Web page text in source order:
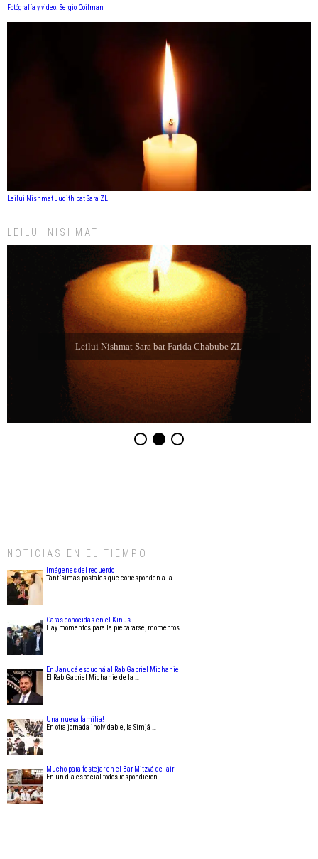
Fotógrafía y video. Sergio Coifman
Leilui Nishmat Judith bat Sara ZL
LEILUI NISHMAT
Leilui Nishmat Sara bat Farida Chabube ZL
NOTICIAS EN EL TIEMPO
Imágenes del recuerdo
Tantísimas postales que corresponden a la …
Caras conocidas en el Kinus
Hay momentos para la prepararse, momentos …
En Janucá escuchá al Rab Gabriel Michanie
El Rab Gabriel Michanie de la …
Una nueva familia!
En otra jornada inolvidable, la Simjá …
Mucho para festejar en el Bar Mitzvá de Iair
En un día especial todos respondieron …